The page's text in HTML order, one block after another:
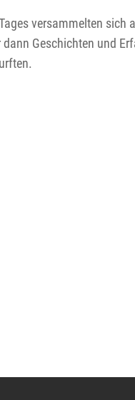
versammelten sich
Geschichten und